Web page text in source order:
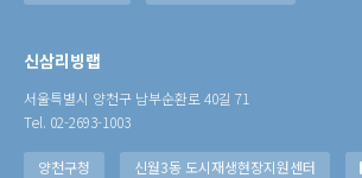
신삼리빙랩
서울특별시 양천구 남부순환로 40길 71
Tel. 02-2693-1003
양천구청 신월3동 도시재생현장지원센터